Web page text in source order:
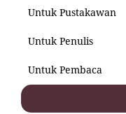
Untuk Pustakawan
Untuk Penulis
Untuk Pembaca